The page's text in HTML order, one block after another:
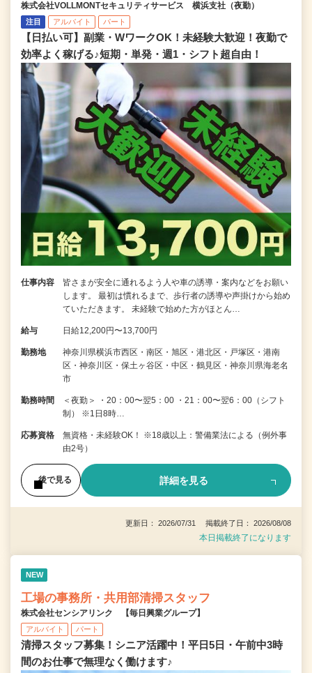
株式会社VOLLMONTセキュリティサービス 横浜支社（夜勤）
注目 アルバイト パート
【日払い可】副業・WワークOK！未経験大歓迎！夜勤で
効率よく稼げる♪短期・単発・週1・シフト超自由！
仕事内容
皆さまが安全に通れるよう人や車の誘導・案内などをお願い
します。 最初は慣れるまで、歩行者の誘導や声掛けから始め
ていただきます。 未経験で始めた方がほとん…
給与 日給12,200円〜13,700円
勤務地
神奈川県横浜市西区・南区・旭区・港北区・戸塚区・港南
区・神奈川区・保土ヶ谷区・中区・鶴見区・神奈川県海老名
市
勤務時間
＜夜勤＞ ・20：00〜翌5：00 ・21：00〜翌6：00（シフト
制） ※1日8時…
応募資格
無資格・未経験OK！ ※18歳以上：警備業法による（例外事
由2号）
後で見る 詳細を見る
更新日： 2026/07/31 掲載終了日： 2026/08/08
本日掲載終了になります
NEW
工場の事務所・共用部清掃スタッフ
株式会社センシアリンク 【毎日興業グループ】
アルバイト パート
清掃スタッフ募集！シニア活躍中！平日5日・午前中3時
間のお仕事で無理なく働けます♪